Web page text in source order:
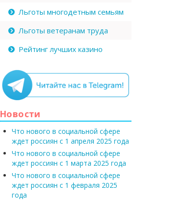
Льготы многодетным семьям
Льготы ветеранам труда
Рейтинг лучших казино
Новости
Что нового в социальной сфере
ждет россиян с 1 апреля 2025 года
Что нового в социальной сфере
ждет россиян с 1 марта 2025 года
Что нового в социальной сфере
ждет россиян с 1 февраля 2025
года